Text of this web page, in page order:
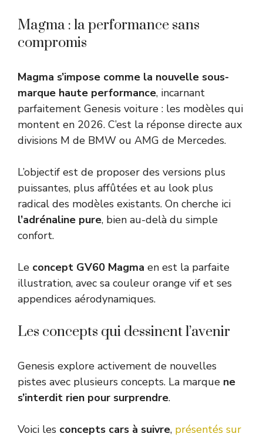
Magma : la performance sans
compromis
Magma s’impose comme la nouvelle sous-
marque haute performance, incarnant
parfaitement Genesis voiture : les modèles qui
montent en 2026. C’est la réponse directe aux
divisions M de BMW ou AMG de Mercedes.
L’objectif est de proposer des versions plus
puissantes, plus affûtées et au look plus
radical des modèles existants. On cherche ici
l’adrénaline pure, bien au-delà du simple
confort.
Le concept GV60 Magma en est la parfaite
illustration, avec sa couleur orange vif et ses
appendices aérodynamiques.
Les concepts qui dessinent l’avenir
Genesis explore activement de nouvelles
pistes avec plusieurs concepts. La marque ne
s’interdit rien pour surprendre.
Voici les concepts cars à suivre, présentés sur